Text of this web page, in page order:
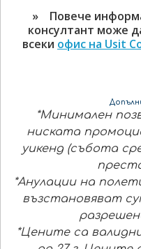
» Повече
консултант може
всеки офис на Usit
*Минимален
ниската
уикенд (събота
*Анулации на
възстановяват
*Цените са